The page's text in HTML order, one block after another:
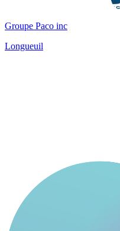
Groupe Paco inc
Longueuil